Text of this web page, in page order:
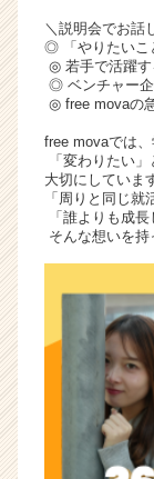
＼説明会でお話
◎ 「やりたいこ
◎ 若手で活躍す
◎ ベンチャー企
◎ free movaの
free movaでは、
「変わりたい
大切にしていま
「周りと同じ就
「誰よりも成長
そんな想いを持